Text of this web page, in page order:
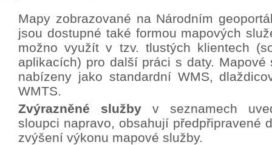
Mapy zobrazované na Národním
jsou dostupné také formou mapových
možno využít v tzv. tlustých klientech
aplikacích) pro další práci s daty. Mapové
nabízeny jako standardní WMS,
WMTS.
Zvýrazněné služby v seznamech
sloupci napravo, obsahují předpřipravené
zvýšení výkonu mapové služby.